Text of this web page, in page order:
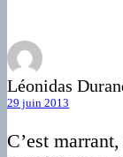
Léonidas
29 juin 2013
C’est